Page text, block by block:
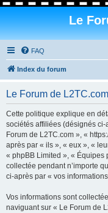
Le
FAQ
Index du forum
Le Forum de
Cette politique explique en
sociétés affiliées (désignés
Forum de L2TC.com », «
après par « ils », « eux », «
« phpBB Limited », « Équipes
collectée pendant n’importe
ci-après par « vos
Vos informations sont
naviguant sur « Le Forum de